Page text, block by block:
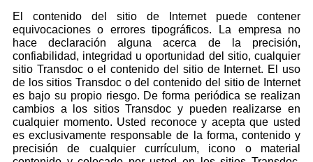
El contenido del sitio de Internet puede contener
equivocaciones o errores tipográficos. La empresa no
hace declaración alguna acerca de la precisión,
confiabilidad, integridad u oportunidad del sitio, cualquier
sitio Transdoc o el contenido del sitio de Internet. El uso
de los sitios Transdoc o del contenido del sitio de Internet
es bajo su propio riesgo. De forma periódica se realizan
cambios a los sitios Transdoc y pueden realizarse en
cualquier momento. Usted reconoce y acepta que usted
es exclusivamente responsable de la forma, contenido y
precisión de cualquier currículum, icono o material